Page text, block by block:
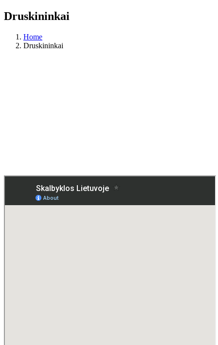
Druskininkai
Home
Druskininkai